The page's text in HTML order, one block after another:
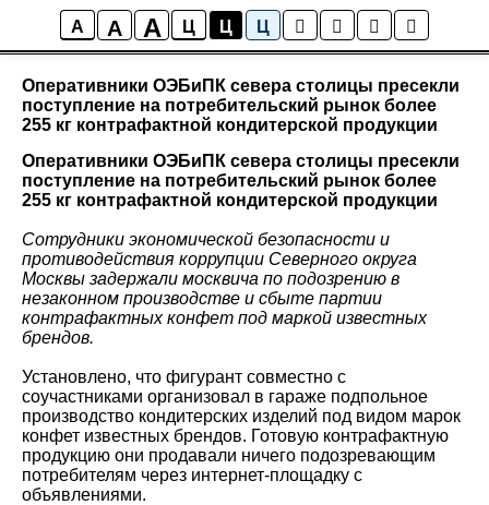
A A A Ц Ц Ц
Новости района Коптево
Оперативники ОЭБиПК севера столицы пресекли
поступление на потребительский рынок более
255 кг контрафактной кондитерской продукции
Оперативники ОЭБиПК севера столицы пресекли
поступление на потребительский рынок более
255 кг контрафактной кондитерской продукции
Сотрудники экономической безопасности и
противодействия коррупции Северного округа
Москвы задержали москвича по подозрению в
незаконном производстве и сбыте партии
контрафактных конфет под маркой известных
брендов.
Установлено, что фигурант совместно с
соучастниками организовал в гараже подпольное
производство кондитерских изделий под видом марок
конфет известных брендов. Готовую контрафактную
продукцию они продавали ничего подозревающим
потребителям через интернет-площадку с
объявлениями.